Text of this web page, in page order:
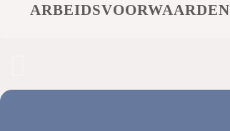
ARBEIDSVOORWAARDEN